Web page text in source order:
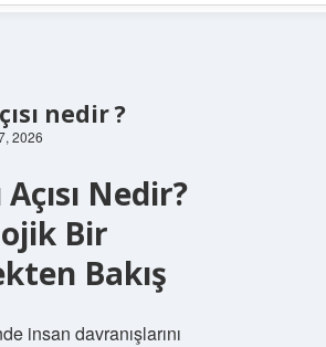
nedir ?
2026
Açısı Nedir?
Bir
Bakış
insan davranışlarını